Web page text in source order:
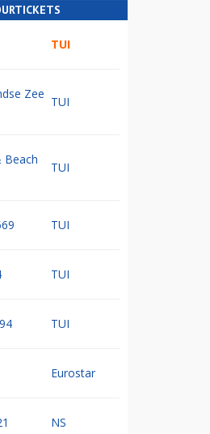
TUI
Zee
TUI
Beach
TUI
TUI
TUI
TUI
Eurostar
NS